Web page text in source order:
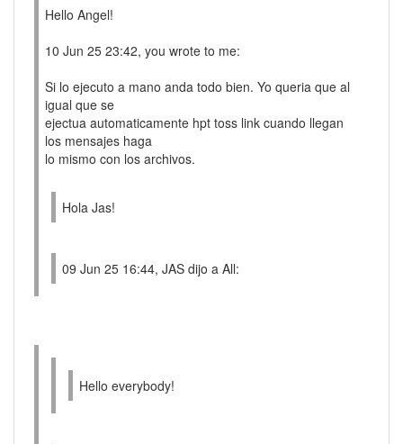
Hello Angel!
10 Jun 25 23:42, you wrote to me:
Si lo ejecuto a mano anda todo bien. Yo queria que al
igual que se
ejectua automaticamente hpt toss link cuando llegan
los mensajes haga
lo mismo con los archivos.
Hola Jas!
09 Jun 25 16:44, JAS dijo a All:
Hello everybody!